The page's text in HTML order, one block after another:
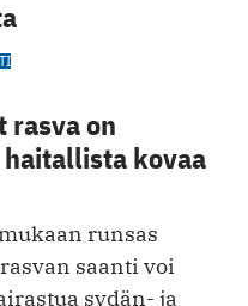
on
kovaa
runsas
saanti voi
sydän- ja